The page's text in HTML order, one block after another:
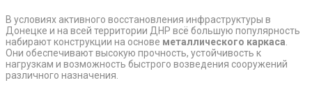
В условиях активного восстановления инфраструктуры в
Донецке и на всей территории ДНР всё большую популярность
набирают конструкции на основе металлического каркаса
Они обеспечивают высокую прочность, устойчивость к
нагрузкам и возможность быстрого возведения сооружений
различного назначения.